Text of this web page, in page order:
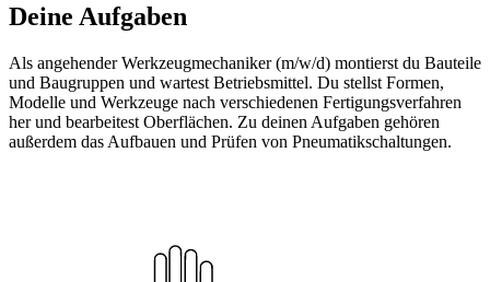
Deine Aufgaben
Als angehender Werkzeugmechaniker (m/w/d) montierst du Bauteile
und Baugruppen und wartest Betriebsmittel. Du stellst Formen,
Modelle und Werkzeuge nach verschiedenen Fertigungsverfahren
her und bearbeitest Oberflächen. Zu deinen Aufgaben gehören
außerdem das Aufbauen und Prüfen von Pneumatikschaltungen.